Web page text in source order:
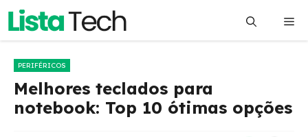
Pular
o
PERIFÉRICOS
Melhores teclados para
notebook: Top 10 ótimas opções